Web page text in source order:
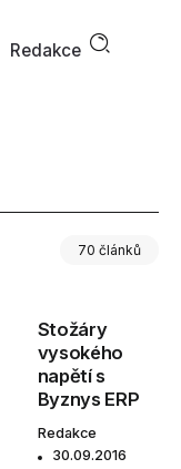
Redakce
70 článků
Stožáry
vysokého
napětí s
Byznys ERP
Redakce
30.09.2016